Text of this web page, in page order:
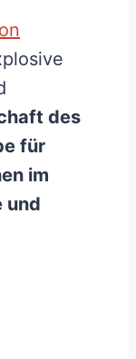
des
für
im
und